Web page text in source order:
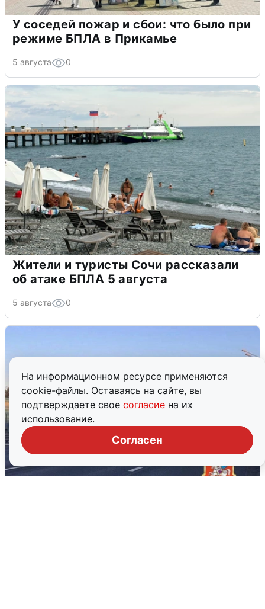
На информационном ресурсе применяются
cookie-файлы. Оставаясь на сайте, вы
подтверждаете свое согласие на их
использование.
Согласен
У соседей пожар и сбои: что было при
режиме БПЛА в Прикамье
5 августа 0
Жители и туристы Сочи рассказали
об атаке БПЛА 5 августа
5 августа 0